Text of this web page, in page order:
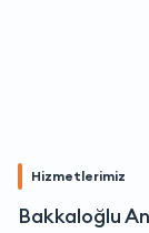
Hizmetlerimiz
Bakkaloğlu